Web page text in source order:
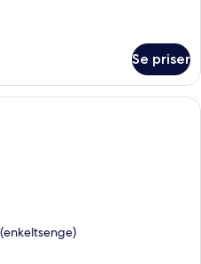
Se priser
Et moderne hotelværelse med en